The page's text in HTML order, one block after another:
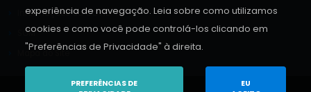
Informações da COVID-19
SGM
Mapa do Site
experiência de navegação. Leia sobre como utilizamos
cookies e como você pode controlá-los clicando em
"Preferências de Privacidade" à direita.
PREFERÊNCIAS DE
EU